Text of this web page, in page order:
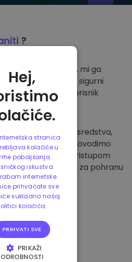
?
Kriptomat platformi , mi ga
u vaš namjenski i sigurni
platforme. Svaki korisnik
klijente i njihova sredstva,
pohranu i provodimo
Ovakvim pristupom
sigurnim mjestom za pohranu
Hej,
stranica
kolačiće u
poboljšanja
iskustva.
internetske
prihvaćate sve
sukladno našoj
kolačića.
PRIHVATI SVE
PRIKAŽI